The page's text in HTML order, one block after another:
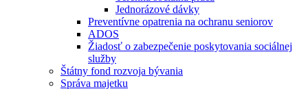
Jednorázové dávky
Preventívne opatrenia na ochranu seniorov
ADOS
Žiadosť o zabezpečenie poskytovania sociálnej
služby
Štátny fond rozvoja bývania
Správa majetku